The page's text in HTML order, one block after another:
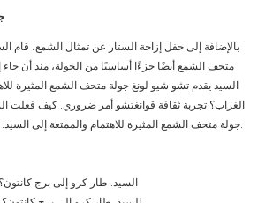
بالإضافة إلى حفل إزاحة الستار عن تمثال الشمع، قام
متحف الشمع أيضًا جزءًا أساسيًا من الجولة، منذ أن
السيد يقدم تشو شيو لونغ جولة متحف الشمع المثيرة
الغراب؟ تجربة ثقافة قوانغتشو أمر ضروري. كيف فعلت
جولة متحف الشمع المثيرة للاهتمام والممتعة إلى السيد. الغراب؟ دعونا نلقي نظرة.